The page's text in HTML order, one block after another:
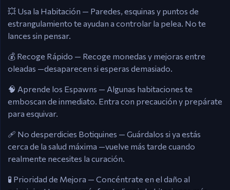
💥 Usa la Habitación — Paredes, esquinas y puntos de
estrangulamiento te ayudan a controlar la pelea. No te
lances sin pensar.
💰 Recoge Rápido — Recoge monedas y mejoras entre
oleadas —desaparecen si esperas demasiado.
🧠 Aprende los Espawns — Algunas habitaciones te
emboscan de inmediato. Entra con precaución y prepárate
para esquivar.
🩹 No desperdicies Botiquines — Guárdalos si ya estás
cerca de la salud máxima —vuelve más tarde cuando
realmente necesites la curación.
🧪 Prioridad de Mejora — Concéntrate en el daño al